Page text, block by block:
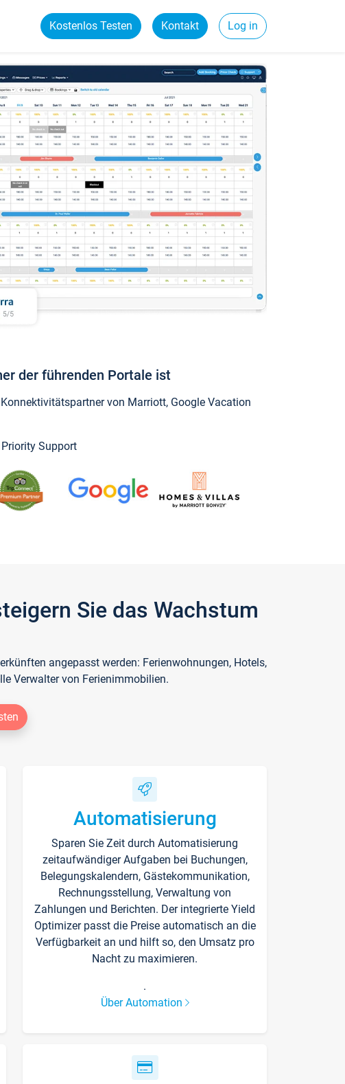
Kostenlos Testen Kontakt Log in
der führenden Portale ist
von Marriott, Google Vacation
Support
Sie das Wachstum
angepasst werden: Ferienwohnungen, Hotels,
Verwalter von Ferienimmobilien.
Automatisierung
Sparen Sie Zeit durch Automatisierung
zeitaufwändiger Aufgaben bei Buchungen,
Belegungskalendern, Gästekommunikation,
Rechnungsstellung, Verwaltung von
Zahlungen und Berichten. Der integrierte Yield
Optimizer passt die Preise automatisch an die
Verfügbarkeit an und hilft so, den Umsatz pro
Nacht zu maximieren.
.
Über Automation